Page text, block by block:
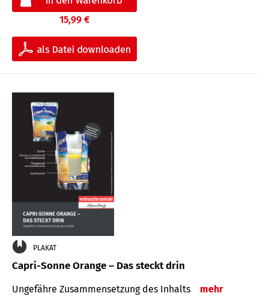
15,99 €
PLAKAT
Capri-Sonne Orange – Das steckt drin
Ungefähre Zu­sammen­setzung des Inhalts mehr